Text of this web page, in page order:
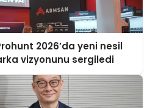
2026’da yeni nesil
vizyonunu sergiledi